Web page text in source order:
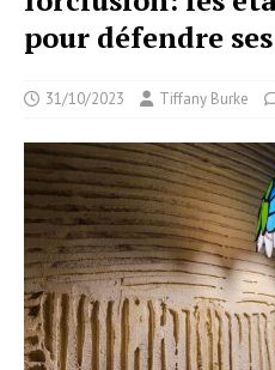
pour défendre
31/10/2023 Tiffany Burke